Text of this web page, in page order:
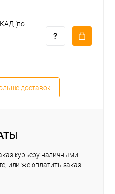
(по
доставок
курьеру наличными
или же оплатить заказ